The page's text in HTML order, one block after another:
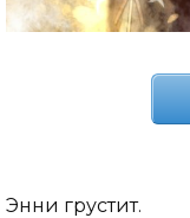
Энни грустит.